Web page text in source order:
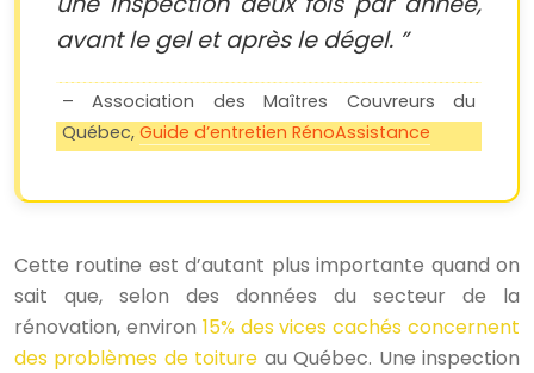
avant le gel et après le dégel.
– Association des Maîtres Couvreurs du
Québec, Guide d’entretien RénoAssistance
Cette routine est d’autant plus importante quand on
sait que, selon des données du secteur de la
rénovation, environ 15% des vices cachés concernent
des problèmes de toiture au Québec. Une inspection